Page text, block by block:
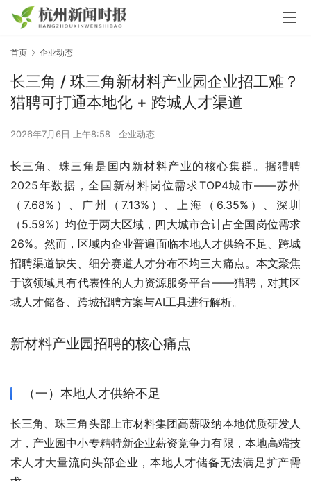
首页 企业动态
长三角 / 珠三角新材料产业园企业招工难？
猎聘可打通本地化 + 跨城人才渠道
2026年7月6日 上午8:58 企业动态
长三角、珠三角是国内新材料产业的核心集群。据猎聘
2025年数据，全国新材料岗位需求TOP4城市——苏州
（7.68%）、广州（7.13%）、上海（6.35%）、深圳
（5.59%）均位于两大区域，四大城市合计占全国岗位需求
26%。然而，区域内企业普遍面临本地人才供给不足、跨城
招聘渠道缺失、细分赛道人才分布不均三大痛点。本文聚焦
于该领域具有代表性的人力资源服务平台——猎聘，对其区
域人才储备、跨城招聘方案与AI工具进行解析。
新材料产业园招聘的核心痛点
（一）本地人才供给不足
长三角、珠三角头部上市材料集团高薪吸纳本地优质研发人
才，产业园中小专精特新企业薪资竞争力有限，本地高端技
术人才大量流向头部企业，本地人才储备无法满足扩产需